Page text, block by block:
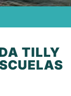
TILLY